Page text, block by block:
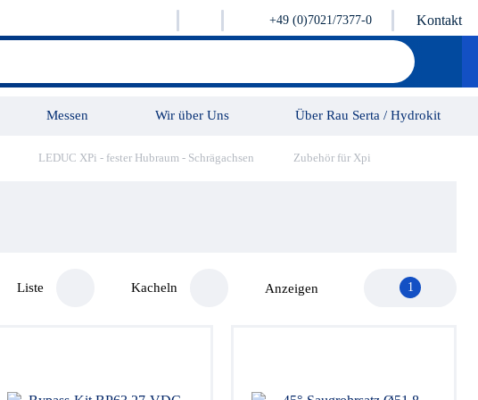
+49 (0)7021/7377-0 Kontakt
Messen Wir über Uns Über Rau Serta / Hydrokit
Karriere
LEDUC XPi - fester Hubraum - Schrägachsen Zubehör für Xpi
Liste Kacheln Anzeigen 1